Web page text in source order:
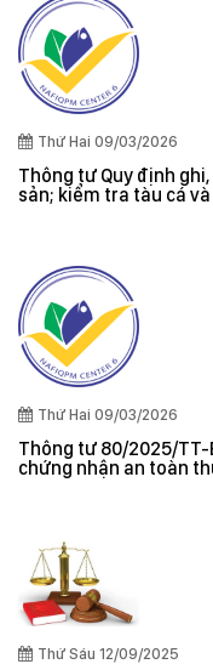
Thứ Hai 09/03/2026
Thông tư Quy định
sản; kiểm tra tàu cá
Thứ Hai 09/03/2026
Thông tư 80/2025/TT-
chứng nhận an toàn
Thứ Sáu 12/09/2025